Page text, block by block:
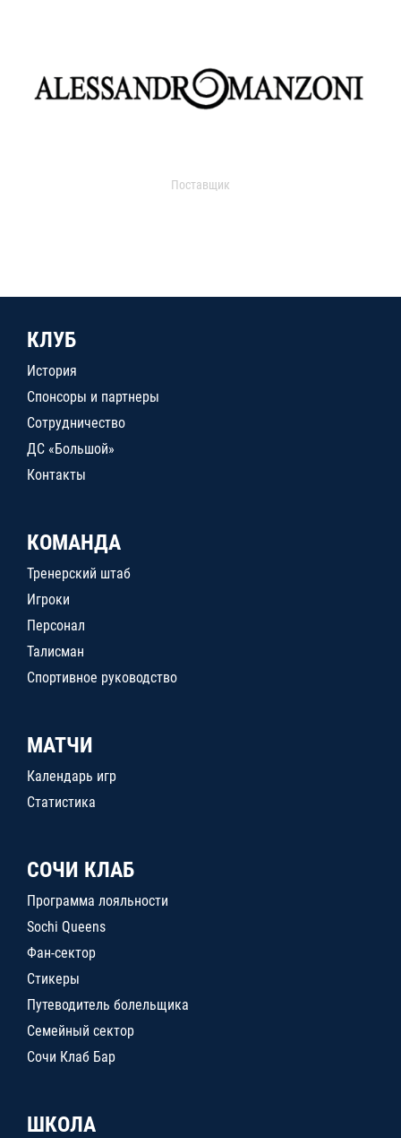
Поставщик
КЛУБ
История
Спонсоры и партнеры
Сотрудничество
ДС «Большой»
Контакты
КОМАНДА
Тренерский штаб
Игроки
Персонал
Талисман
Спортивное руководство
МАТЧИ
Календарь игр
Статистика
СОЧИ КЛАБ
Программа лояльности
Sochi Queens
Фан-сектор
Стикеры
Путеводитель болельщика
Семейный сектор
Сочи Клаб Бар
ШКОЛА